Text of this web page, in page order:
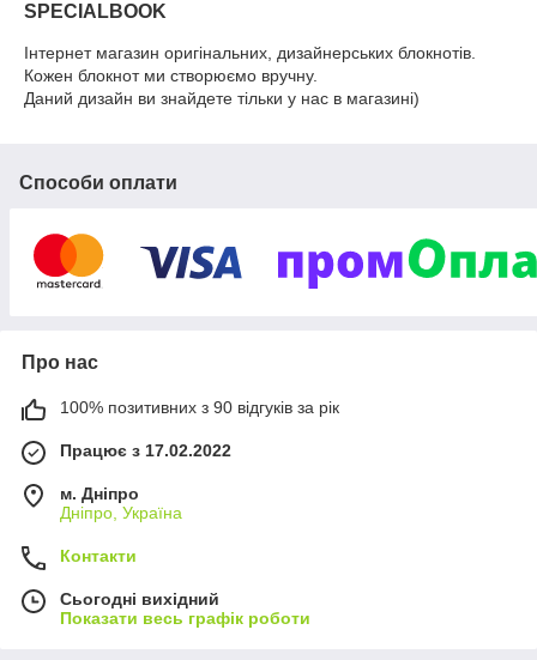
SPECIALBOOK
Інтернет магазин оригінальних, дизайнерських блокнотів.
Кожен блокнот ми створюємо вручну.
Даний дизайн ви знайдете тільки у нас в магазині)
Способи оплати
Про нас
100% позитивних з 90 відгуків за рік
Працює з 17.02.2022
м. Дніпро
Дніпро, Україна
Контакти
Сьогодні вихідний
Показати весь графік роботи